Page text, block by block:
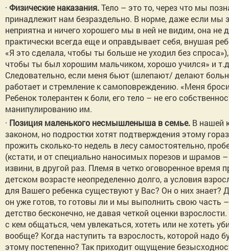
· Физические наказания.Тело – это то, через что мы
принадлежит нам безраздельно. В норме, даже если мы
неприятна и ничего хорошего мы в ней не видим, она не
практически всегда еще и оправдывает себя, внушая
«Я это сделала, чтобы ты больше не уходил без
чтобы ты был хорошим мальчиком, хорошо учился» и
Следовательно, если меня бьют (шлепают/ делают
работает и стремление к самоповреждению. «Меня
Ребенок толерантен к боли, его тело – не его
манипулированию им.
· Позиция маленького несмышленыша в семье. В нашей
законом, но подростки хотят подтверждения этому
прожить сколько-то недель в лесу самостоятельно,
(кстати, и от специально наносимых порезов и
извини, в другой раз. Племя в четко оговоренное время
детском возрасте неопределенно долго, а условия
для Вашего ребенка существуют у Вас? Он о них знает?
он уже готов, то готовы ли и мы выполнить свою часть
детство бесконечно, не давая четкой оценки
с кем общаться, чем увлекаться, хотеть или не хотеть
вообще? Когда наступить та взрослость, которой надо
этому постепенно? Так приходит ощущение